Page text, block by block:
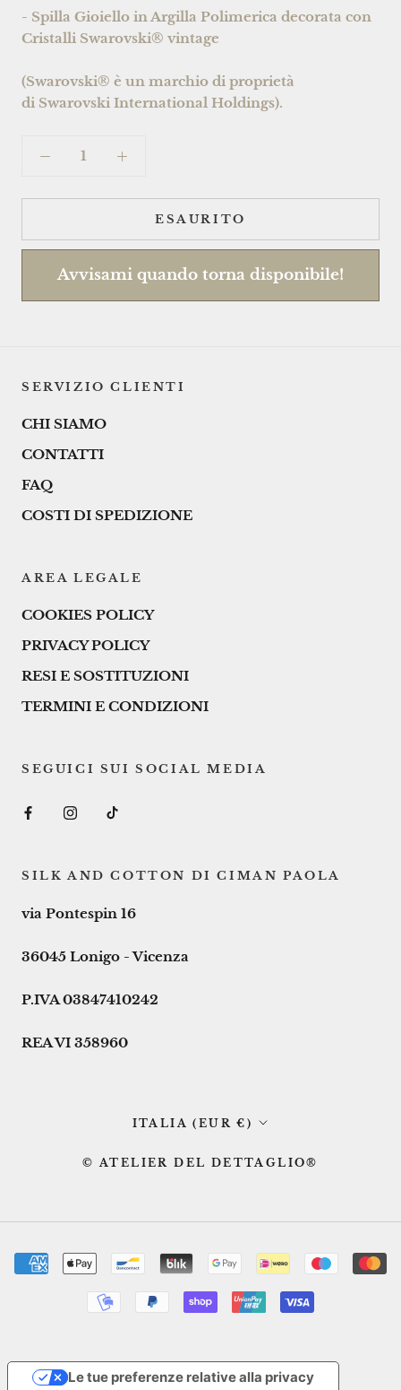
- Spilla Gioiello in Argilla Polimerica decorata con
Cristalli Swarovski® vintage
(Swarovski® è un marchio di proprietà
di Swarovski International Holdings).
ESAURITO
Avvisami quando torna disponibile!
SERVIZIO CLIENTI
CHI SIAMO
CONTATTI
FAQ
COSTI DI SPEDIZIONE
AREA LEGALE
COOKIES POLICY
PRIVACY POLICY
RESI E SOSTITUZIONI
TERMINI E CONDIZIONI
SEGUICI SUI SOCIAL MEDIA
SILK AND COTTON DI CIMAN PAOLA
via Pontespin 16
36045 Lonigo - Vicenza
P.IVA 03847410242
REA VI 358960
Paese/Area
ITALIA (EUR €)
© ATELIER DEL DETTAGLIO®
Le tue preferenze relative alla privacy